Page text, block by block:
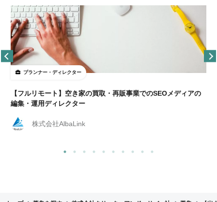
プランナー・ディレクター
【フルリモート】空き家の買取・再販事業でのSEOメディアの
編集・運用ディレクター
株式会社AlbaLink